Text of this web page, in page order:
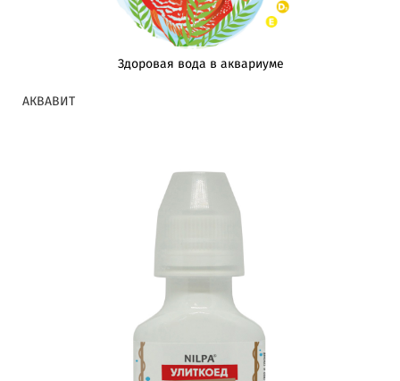
Здоровая вода в аквариуме
АКВАВИТ